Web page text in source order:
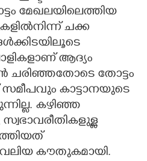
മേഖലയിലെത്തിയ
ചക്ക
ആദ്യം
ചരിഞ്ഞതോടെ തോട്ടം
സമീപവും കാട്ടാനയുടെ
കഴിഞ്ഞ
കൗതുകമായി.